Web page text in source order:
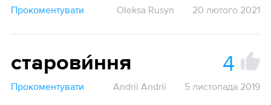
Прокоментувати Oleksa Rusyn 20 лютого 2021
старови́ння 4
Прокоментувати Andrii Andrii 5 листопада 2019